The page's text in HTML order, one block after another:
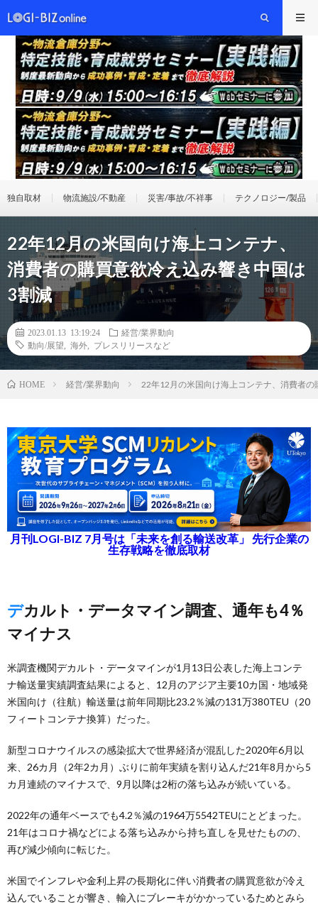
独自取材 物流施設/不動産 災害/事故/不祥事 テクノロジー/製品
22年12月の米国向け海上コンテナ、
消費者の購買意欲冷え込み響き中国は
3割減
2023.01.13 13:19:24
経営/業界動向
動向/展望
海外 プレスリリースなど
HOME 経営/業界動向 22年12月の米国向け海上コンテナ、消費者
月刊LOGI-BIZ 7月号は「未来を創る輸送改革」 先行企業の
生存戦略を徹底取材
デカルト・データマイン調査、通年も4％
マイナス
米調査機関デカルト・データマインが1月13日公表した海上コンテ
ナ輸送量実績調査結果によると、12月のアジア主要10カ国・地域発
米国向け（往航）輸送量は前年同期比23.2％減の131万380TEU（20
フィートコンテナ換算）だった。
新型コロナウイルスの感染拡大で世界経済が混乱した2020年6月以
来、26カ月（2年2カ月）ぶりに前年実績を割り込んだ21年8月から5
カ月連続のマイナスで、9月以降は2桁の落ち込みが続いている。
2022年の通年ベースでも4.2％減の1964万5542TEUにとどまった。
21年はコロナ禍などによる落ち込みから持ち直しを見せたものの、
再び減少傾向に転じた。
米国でインフレや金利上昇の長期化に伴い消費者の購買意欲が冷え
込んでいることが響き、輸入にブレーキがかかっているためとみら